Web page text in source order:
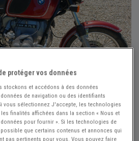
protéger vos données
stockons et accédons à des données
de navigation ou des identifiants
vous sélectionnez J'accepte, les technologies
finalités affichées dans la section « Nous et
pour fournir ». Si les technologies de
que certains contenus et annonces qui
pas pertinents pour vous. Vous pouvez faire